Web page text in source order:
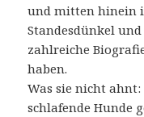
und mitten hinein
Standesdünkel
zahlreiche
haben.
Was sie nicht
schlafende Hunde